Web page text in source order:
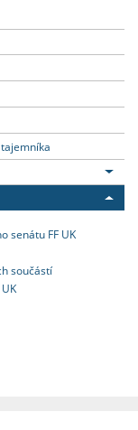
senátu FF UK
součástí